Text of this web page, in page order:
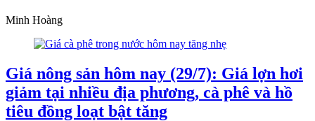
Minh Hoàng
Giá nông sản hôm nay (29/7): Giá lợn hơi
giảm tại nhiều địa phương, cà phê và hồ
tiêu đồng loạt bật tăng